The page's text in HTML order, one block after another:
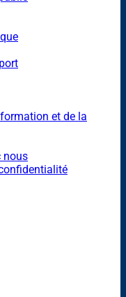
et de la
nous